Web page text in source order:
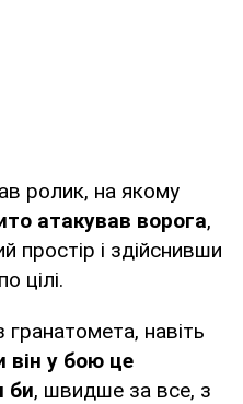
ролик, на якому
атакував ворога,
простір і здійснивши
цілі.
гранатомета, навіть
він у бою це
би, швидше за все, з